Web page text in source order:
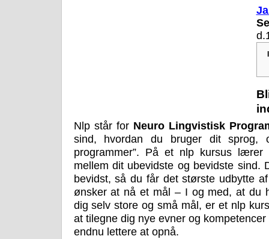
Nlp står for Neuro Lingvistisk
sind, hvordan du bruger dit sprog,
programmer”. På et nlp kursus lærer
mellem dit ubevidste og bevidste
bevidst, så du får det største udbytte
ønsker at nå et mål – I og med, at du
dig selv store og små mål, er et nlp
at tilegne dig nye evner og
endnu lettere at opnå.